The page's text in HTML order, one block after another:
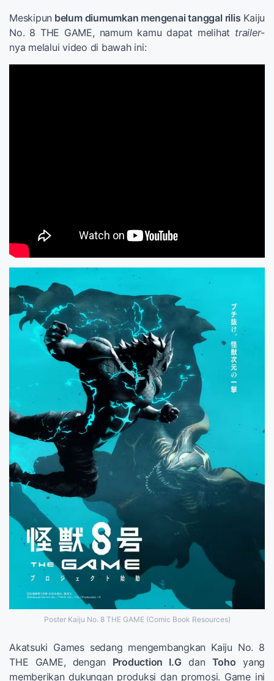
Meskipun belum diumumkan mengenai tanggal rilis Kaiju
No. 8 THE GAME, namum kamu dapat melihat trailer-
nya melalui video di bawah ini:
Poster Kaiju No. 8 THE GAME (Comic Book Resources)
Akatsuki Games sedang mengembangkan Kaiju No. 8
THE GAME, dengan Production I.Gdan Toho yang
memberikan dukungan produksi dan promosi. Game ini